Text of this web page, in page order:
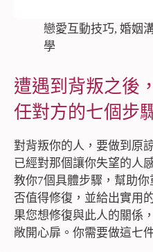
戀愛互動技巧, 婚姻
學
遭遇到背叛之後
任對方的七個步
對背叛你的人，要做到原
已經對那個讓你失望的人
教你7個具體步驟，幫助
否值得修復，並給出實用
果您想修復與此人的關係
敞開心扉。你需要做這七